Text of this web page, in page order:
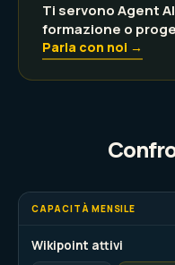
Ti servono Agent
formazione o
Parla con noi →
CAPACITÀ MENSILE
Wikipoint attivi